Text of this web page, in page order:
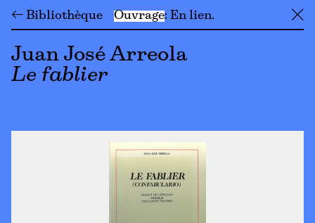
← Bibliothèque Ouvrage En lien ╳
Juan José Arreola
Le fablier